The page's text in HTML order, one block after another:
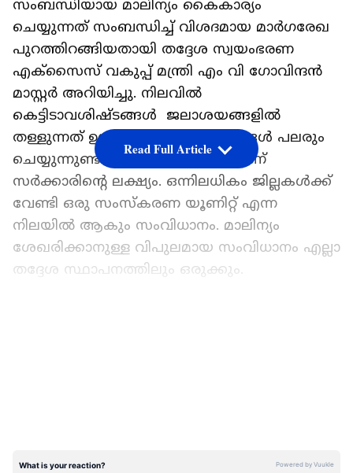
സംബന്ധിയായ മാലിന്യം കൈകാര്യം
ചെയ്യുന്നത് സംബന്ധിച്ച് വിശദമായ മാര്‍ഗരേഖ
പുറത്തിറങ്ങിയതായി തദ്ദേശ സ്വയംഭരണ
എക്സൈസ് വകുപ്പ് മന്ത്രി എം വി ഗോവിന്ദൻ
മാസ്റ്റര്‍ അറിയിച്ചു. നിലവില്‍
കെട്ടിടാവശിഷ്ടങ്ങള്‍ ജലാശയങ്ങളില്‍
തള്ളുന്നത് ഉള്‍പ്പെടെയുള്ള കൃത്യങ്ങള്‍ പലരും
ചെയ്യുന്നുണ്ട്. ഇതിന് തടയിടുകയാണ്
സര്‍ക്കാരിന്‍റെ ലക്ഷ്യം. ഒന്നിലധികം ജില്ലകള്‍ക്ക്
വേണ്ടി ഒരു സംസ്കരണ യൂണിറ്റ് എന്ന
നിലയില്‍ ആകും സംവിധാനം. മാലിന്യം
ശേഖരിക്കാനുള്ള വിപുലമായ സംവിധാനം എല്ലാ
തദ്ദേശ സ്ഥാപനത്തിലും ഒരുക്കും.
പരിധിയില്‍ ഒരു കളക്ഷൻ പോയിന്‍റ് എങ്കിലും
Read Full Article